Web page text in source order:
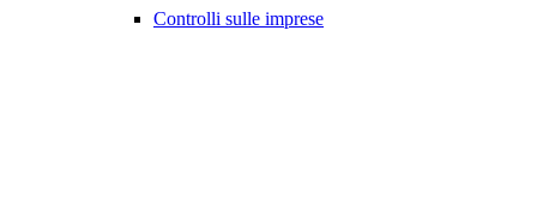
Controlli sulle imprese